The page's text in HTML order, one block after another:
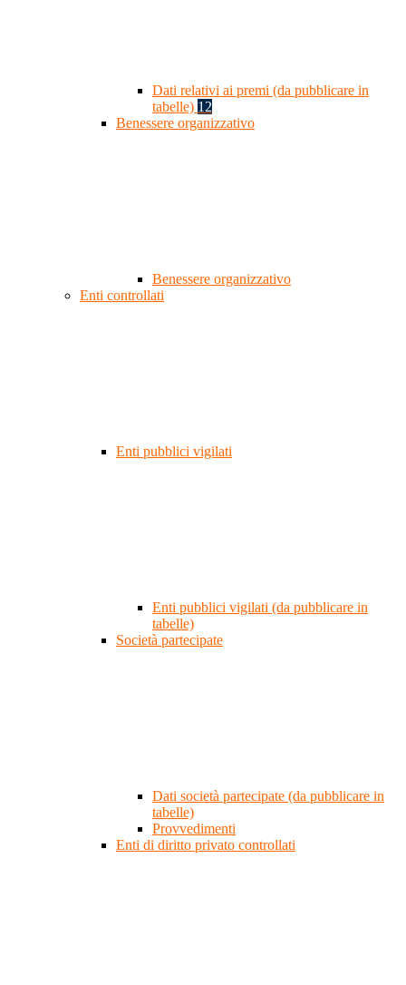
Dati relativi ai premi (da pubblicare in
tabelle) 12
Benessere organizzativo
Benessere organizzativo
Enti controllati
Enti pubblici vigilati
Enti pubblici vigilati (da pubblicare in
tabelle)
Società partecipate
Dati società partecipate (da pubblicare in
tabelle)
Provvedimenti
Enti di diritto privato controllati